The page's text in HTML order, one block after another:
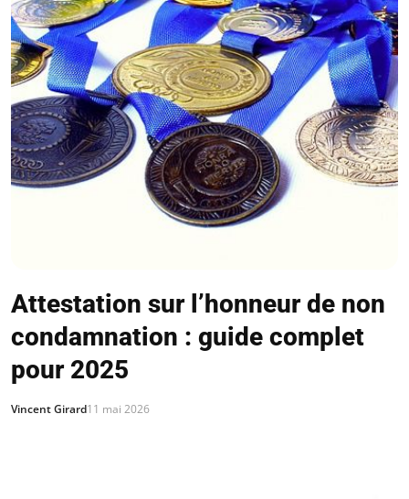
Attestation sur l’honneur de non
condamnation : guide complet
pour 2025
Vincent Girard11 mai 2026